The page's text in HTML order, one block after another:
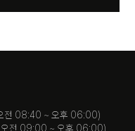
08:40 ~ 오후 06:00)
전 09:00 ~ 오후 06:00)